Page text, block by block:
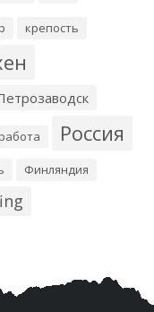
крепость
работа Россия
Финляндия